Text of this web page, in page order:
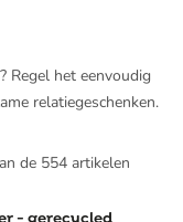
Regel het eenvoudig
in duurzame relatiegeschenken.
de 554 artikelen
- gerecycled